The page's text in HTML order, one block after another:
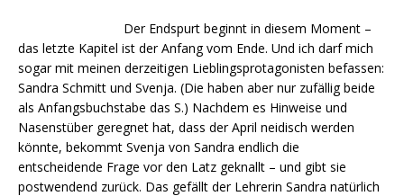
Der Endspurt beginnt in diesem Moment –
das letzte Kapitel ist der Anfang vom Ende. Und ich darf mich
sogar mit meinen derzeitigen Lieblingsprotagonisten befassen:
Sandra Schmitt und Svenja. (Die haben aber nur zufällig beide
als Anfangsbuchstabe das S.) Nachdem es Hinweise und
Nasenstüber geregnet hat, dass der April neidisch werden
könnte, bekommt Svenja von Sandra endlich die
entscheidende Frage vor den Latz geknallt – und gibt sie
postwendend zurück. Das gefällt der Lehrerin Sandra natürlich